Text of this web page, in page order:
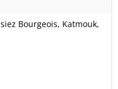
Bourgeois, Katmouk,